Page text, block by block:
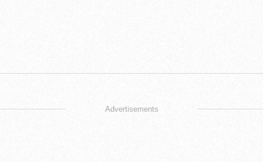
Advertisements